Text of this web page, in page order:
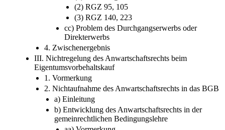
(1) Einleitung
(2) RGZ 95, 105
(3) RGZ 140, 223
cc) Problem des Durchgangserwerbs oder
Direkterwerbs
4. Zwischenergebnis
III. Nichtregelung des Anwartschaftsrechts beim
Eigentumsvorbehaltskauf
1. Vormerkung
2. Nichtaufnahme des Anwartschaftsrechts in das BGB
a) Einleitung
b) Entwicklung des Anwartschaftsrechts in der
gemeinrechtlichen Bedingungslehre